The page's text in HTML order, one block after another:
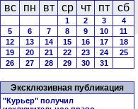
вс пн вт ср чт пт сб
1 2 3
4
5
6 7 8 9 10
11
12
13 14 15 16 17
18
19
20 21 22 23 24
25
26
27 28 29 30 31
Эксклюзивная публикация
"Курьер" получил